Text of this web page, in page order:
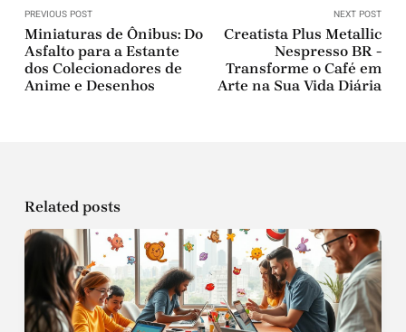
PREVIOUS POST
Miniaturas de Ônibus: Do
Asfalto para a Estante
dos Colecionadores de
Anime e Desenhos
NEXT POST
Creatista Plus Metallic
Nespresso BR -
Transforme o Café em
Arte na Sua Vida Diária
Related posts